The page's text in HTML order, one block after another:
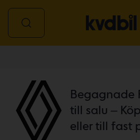
Begagnade
till salu –
eller till fast